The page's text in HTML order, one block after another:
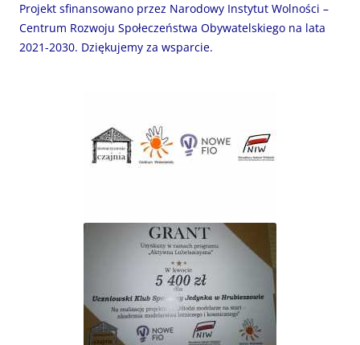
Projekt sfinansowano przez Narodowy Instytut Wolności –
Centrum Rozwoju Społeczeństwa Obywatelskiego na lata
2021-2030. Dziękujemy za wsparcie.